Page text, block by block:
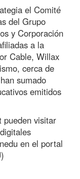
el Comité
del Grupo
y Corporación
a la
Cable, Willax
cerca de
sumado
emitidos
pueden visitar
en el portal